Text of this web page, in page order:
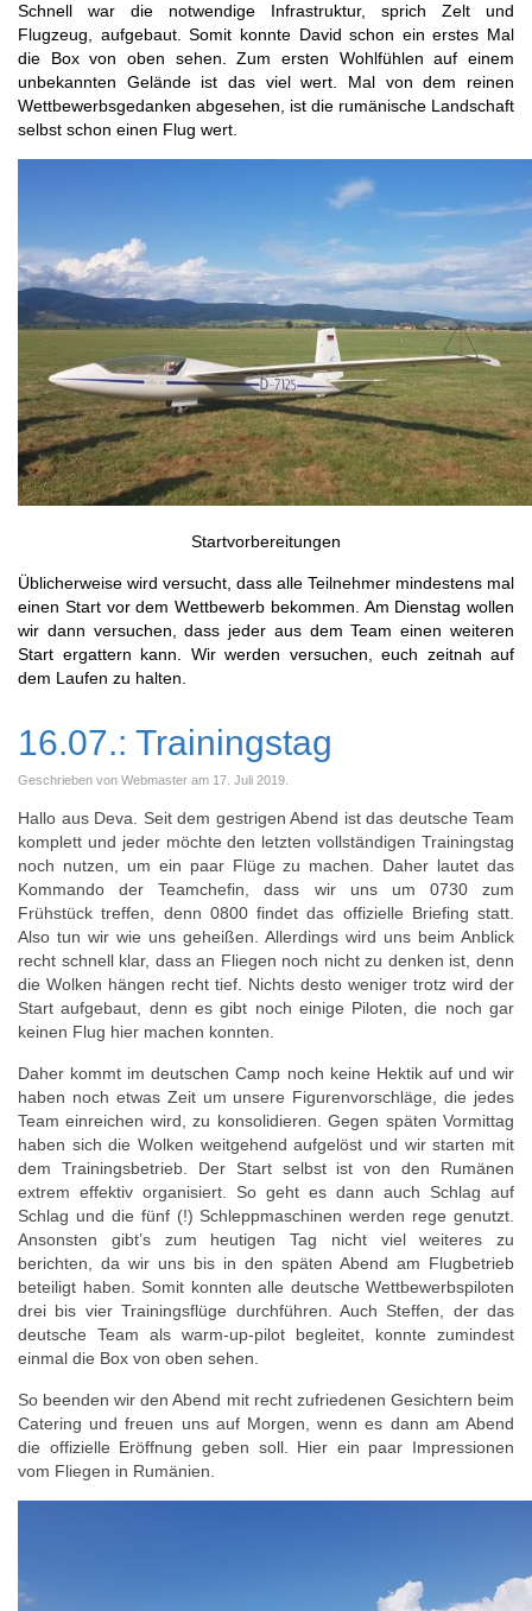
Schnell war die notwendige Infrastruktur, sprich Zelt und
Flugzeug, aufgebaut. Somit konnte David schon ein erstes Mal
die Box von oben sehen. Zum ersten Wohlfühlen auf einem
unbekannten Gelände ist das viel wert. Mal von dem reinen
Wettbewerbsgedanken abgesehen, ist die rumänische Landschaft
selbst schon einen Flug wert.
Startvorbereitungen
Üblicherweise wird versucht, dass alle Teilnehmer mindestens mal
einen Start vor dem Wettbewerb bekommen. Am Dienstag wollen
wir dann versuchen, dass jeder aus dem Team einen weiteren
Start ergattern kann. Wir werden versuchen, euch zeitnah auf
dem Laufen zu halten.
16.07.: Trainingstag
Geschrieben von Webmaster am 17. Juli 2019
Hallo aus Deva. Seit dem gestrigen Abend ist das deutsche Team
komplett und jeder möchte den letzten vollständigen Trainingstag
noch nutzen, um ein paar Flüge zu machen. Daher lautet das
Kommando der Teamchefin, dass wir uns um 0730 zum
Frühstück treffen, denn 0800 findet das offizielle Briefing statt.
Also tun wir wie uns geheißen. Allerdings wird uns beim Anblick
recht schnell klar, dass an Fliegen noch nicht zu denken ist, denn
die Wolken hängen recht tief. Nichts desto weniger trotz wird der
Start aufgebaut, denn es gibt noch einige Piloten, die noch gar
keinen Flug hier machen konnten.
Daher kommt im deutschen Camp noch keine Hektik auf und wir
haben noch etwas Zeit um unsere Figurenvorschläge, die jedes
Team einreichen wird, zu konsolidieren. Gegen späten Vormittag
haben sich die Wolken weitgehend aufgelöst und wir starten mit
dem Trainingsbetrieb. Der Start selbst ist von den Rumänen
extrem effektiv organisiert. So geht es dann auch Schlag auf
Schlag und die fünf (!) Schleppmaschinen werden rege genutzt.
Ansonsten gibt’s zum heutigen Tag nicht viel weiteres zu
berichten, da wir uns bis in den späten Abend am Flugbetrieb
beteiligt haben. Somit konnten alle deutsche Wettbewerbspiloten
drei bis vier Trainingsflüge durchführen. Auch Steffen, der das
deutsche Team als warm-up-pilot begleitet, konnte zumindest
einmal die Box von oben sehen.
So beenden wir den Abend mit recht zufriedenen Gesichtern beim
Catering und freuen uns auf Morgen, wenn es dann am Abend
die offizielle Eröffnung geben soll. Hier ein paar Impressionen
vom Fliegen in Rumänien.